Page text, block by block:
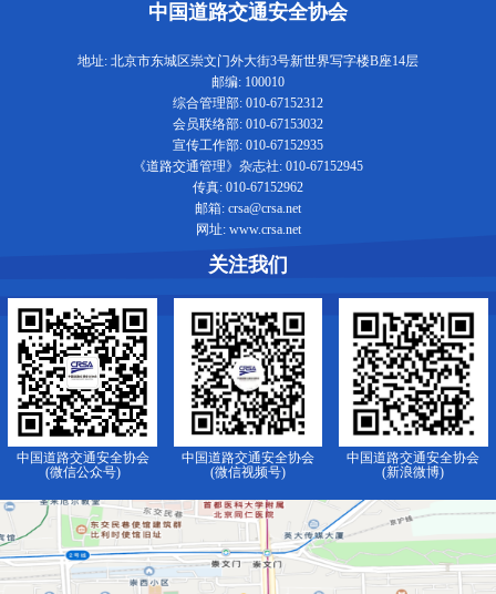
中国道路交通安全协会
地址: 北京市东城区崇文门外大街3号新世界写字楼B座14层
邮编: 100010
综合管理部: 010-67152312
会员联络部: 010-67153032
宣传工作部: 010-67152935
《道路交通管理》杂志社: 010-67152945
传真: 010-67152962
邮箱: crsa@crsa.net
网址: www.crsa.net
关注我们
中国道路交通安全协会
(微信公众号)
中国道路交通安全协会
(微信视频号)
中国道路交通安全协会
(新浪微博)